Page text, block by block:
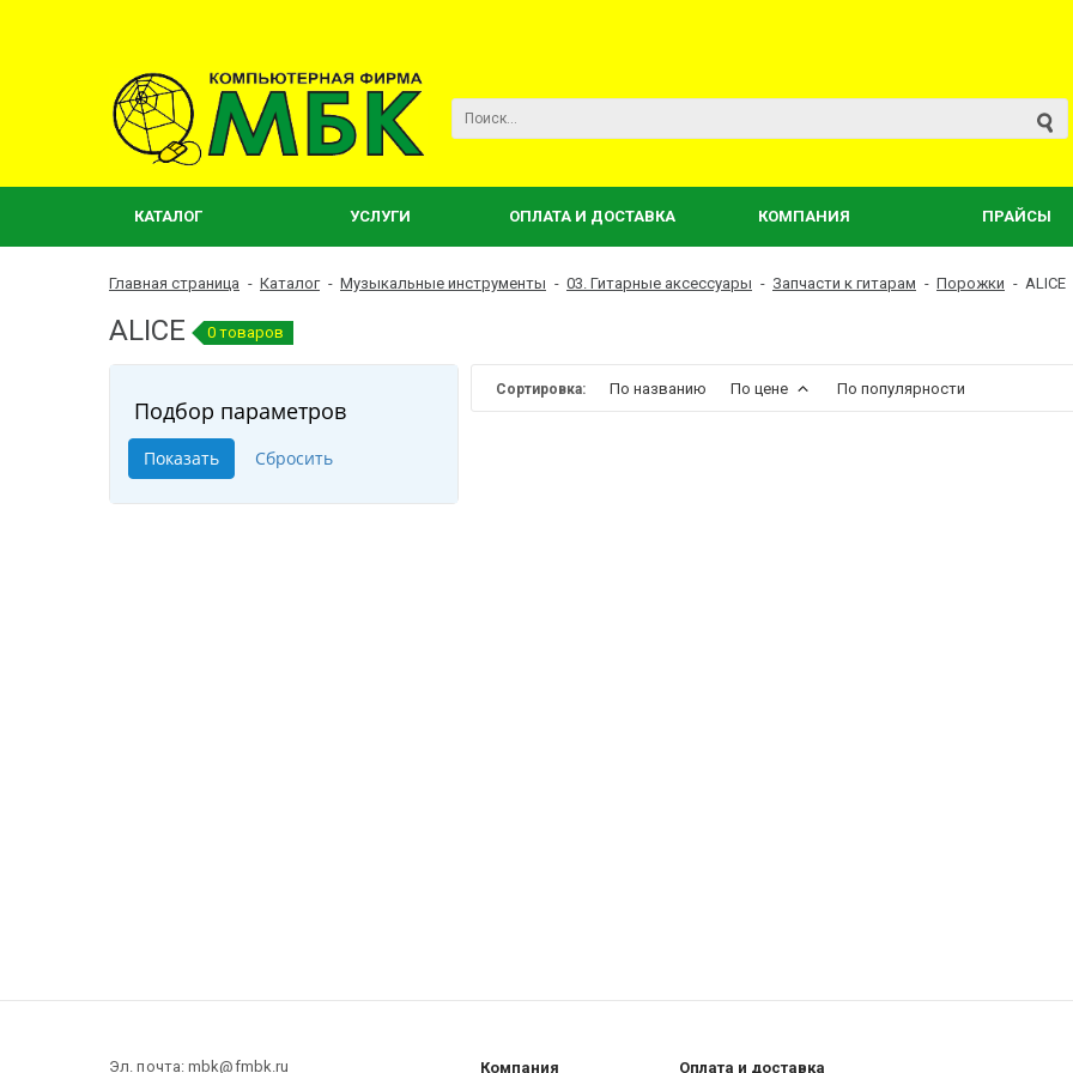
КАТАЛОГ УСЛУГИ ОПЛАТА И ДОСТАВКА КОМПАНИЯ ПРАЙСЫ
Главная страница - Каталог - Музыкальные инструменты - 03. Гитарные аксессуары - Запчасти к гитарам - Порожки - ALICE
ALICE 0 товаров
Подбор параметров
Сортировка: По названию По цене По популярности
Эл. почта: mbk@fmbk.ru Компания Оплата и доставка